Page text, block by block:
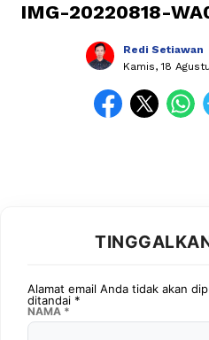
IMG-20220818-
Redi Setiawan
Kamis, 18
Alamat email Anda tidak akan
ditandai *
NAMA *